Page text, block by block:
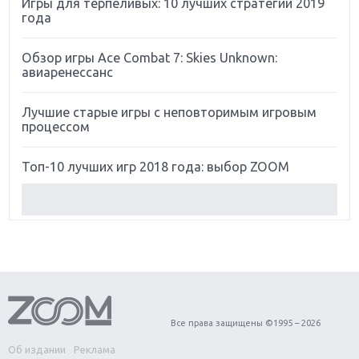
Игры для терпеливых: 10 лучших стратегий 2019
года
Обзор игры Ace Combat 7: Skies Unknown:
авиаренессанс
Лучшие старые игры с неповторимым игровым
процессом
Топ-10 лучших игр 2018 года: выбор ZOOM
Обзор игры Forza Horizon 4: вершина эволюции
Две важных новинки для консолей: Spider-Man и
Об издании
Реклама
Все права защищены ©1995 – 2026